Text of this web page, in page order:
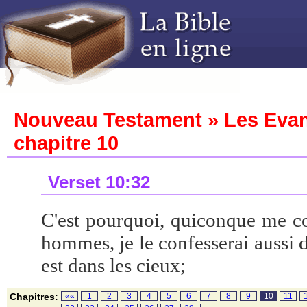
Nouveau Testament » Les
chapitre 10
Verset 10:32
C'est pourquoi, quiconque me
hommes, je le confesserai aussi
est dans les cieux;
Chapitres: «« 1 2 3 4 5 6 7 8 9 10 11